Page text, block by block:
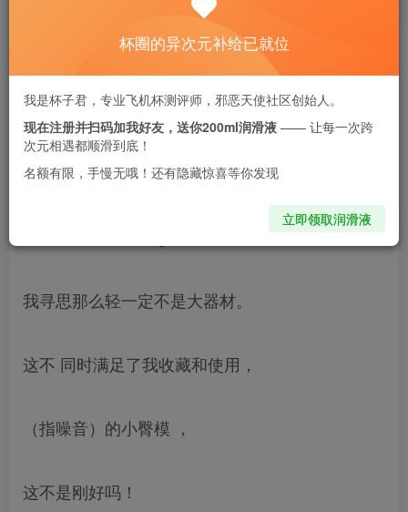
最后还是等到了杯多多的一款新品
~~
当时看了一眼是臀模就跑掉了，
我寻思那么轻一定不是大器材。
这不 同时满足了我收藏和使用，
（指噪音）的小臀模 ，
这不是刚好吗！
杯圈的异次元补给已就位
我是杯子君，专业飞机杯测评师，邪恶天使社区创始人。
现在注册并扫码加我好友，送你200ml润滑液 —— 让每一次跨
次元相遇都顺滑到底！
名额有限，手慢无哦！还有隐藏惊喜等你发现
立即领取润滑液